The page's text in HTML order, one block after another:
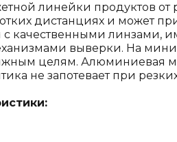
линейки продуктов от
дистанциях и может
качественными
выверки. На
целям. Алюминиевая
не запотевает при